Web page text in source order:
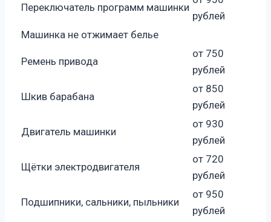
Переключатель программ машинки
рублей
Машинка не отжимает белье
Ремень привода
от 750
рублей
Шкив барабана
от 850
рублей
Двигатель машинки
от 930
рублей
Щётки электродвигателя
от 720
рублей
Подшипники, сальники, пыльники
от 950
рублей